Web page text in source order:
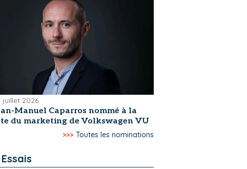
juillet 2026
Manuel Caparros nommé à la
du marketing de Volkswagen VU
>>> Toutes les nominations